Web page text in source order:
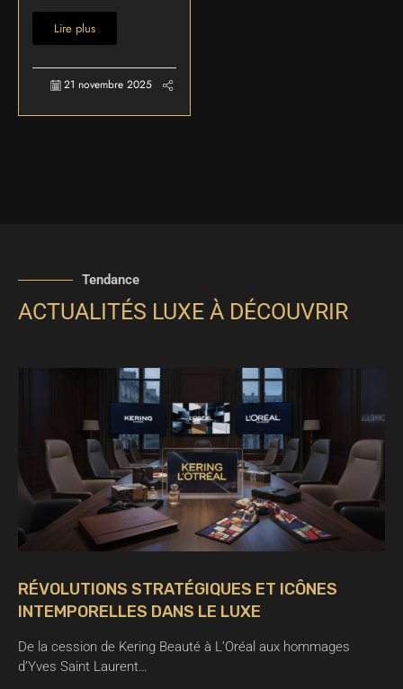
Lire plus
21 novembre 2025
Tendance
ACTUALITÉS LUXE À DÉCOUVRIR
RÉVOLUTIONS STRATÉGIQUES ET ICÔNES
INTEMPORELLES DANS LE LUXE
De la cession de Kering Beauté à L’Oréal aux hommages
d’Yves Saint Laurent…